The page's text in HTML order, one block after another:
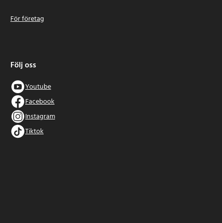
För företag
Följ oss
Youtube
Facebook
Instagram
Tiktok